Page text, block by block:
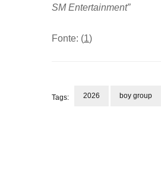
SM Entertainment”
Fonte: (1)
Tags: 2026 boy group